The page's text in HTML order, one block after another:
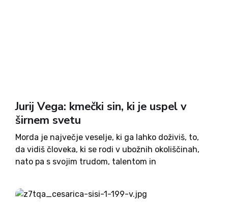
Jurij Vega: kmečki sin, ki je uspel v
širnem svetu
Morda je največje veselje, ki ga lahko doživiš, to,
da vidiš človeka, ki se rodi v ubožnih okoliščinah,
nato pa s svojim trudom, talentom in
uspelo leta 1754 v Zagorici pri Dolskem...